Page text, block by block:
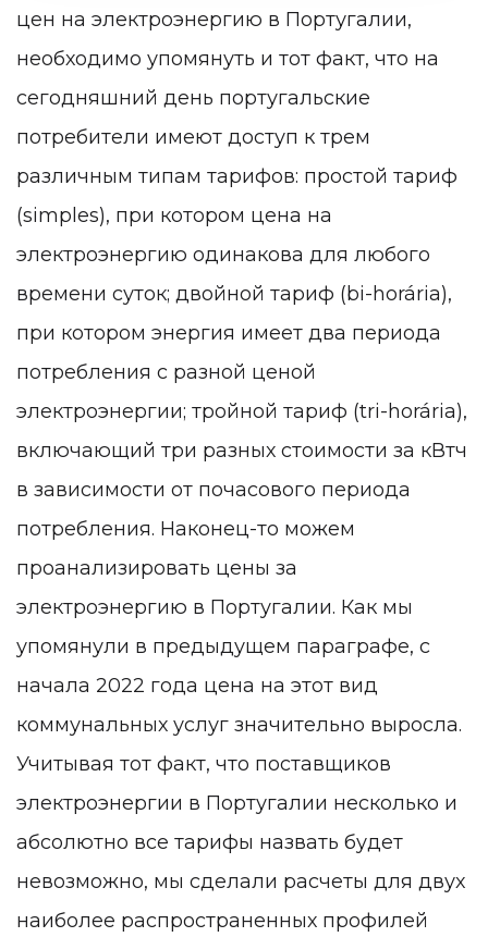
цен на электроэнергию в Португалии,
необходимо упомянуть и тот факт, что на
сегодняшний день португальские
потребители имеют доступ к трем
различным типам тарифов: простой тариф
(simples), при котором цена на
электроэнергию одинакова для любого
времени суток; двойной тариф (bi-horária),
при котором энергия имеет два периода
потребления с разной ценой
электроэнергии; тройной тариф (tri-horária),
включающий три разных стоимости за кВтч
в зависимости от почасового периода
потребления. Наконец-то можем
проанализировать цены за
электроэнергию в Португалии. Как мы
упомянули в предыдущем параграфе, с
начала 2022 года цена на этот вид
коммунальных услуг значительно выросла.
Учитывая тот факт, что поставщиков
электроэнергии в Португалии несколько и
абсолютно все тарифы назвать будет
невозможно, мы сделали расчеты для двух
наиболее распространенных профилей